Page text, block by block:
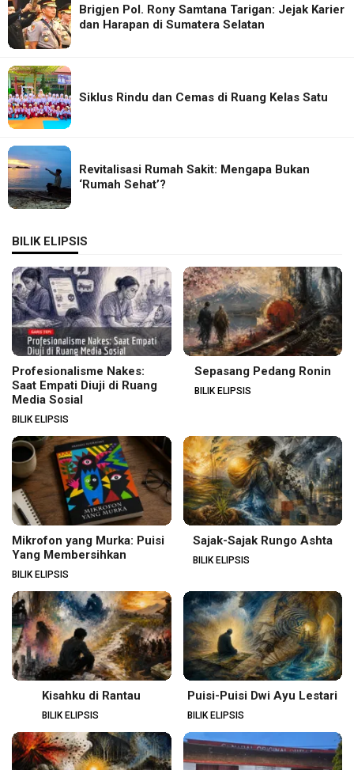
Brigjen Pol. Rony Samtana Tarigan: Jejak Karier
dan Harapan di Sumatera Selatan
Siklus Rindu dan Cemas di Ruang Kelas Satu
Revitalisasi Rumah Sakit: Mengapa Bukan
‘Rumah Sehat’?
BILIK ELIPSIS
Profesionalisme Nakes:
Saat Empati Diuji di Ruang
Media Sosial
BILIK ELIPSIS
Sepasang Pedang Ronin
BILIK ELIPSIS
Mikrofon yang Murka: Puisi
Yang Membersihkan
BILIK ELIPSIS
Sajak-Sajak Rungo Ashta
BILIK ELIPSIS
Kisahku di Rantau
BILIK ELIPSIS
Puisi-Puisi Dwi Ayu Lestari
BILIK ELIPSIS